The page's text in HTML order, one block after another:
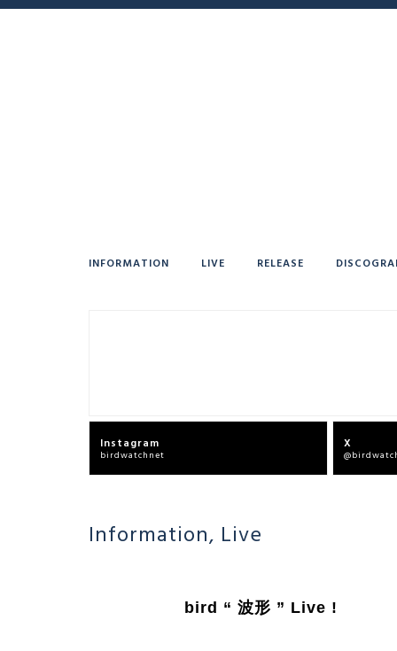
INFORMATION LIVE RELEASE
Instagram
birdwatchnet
X
Information, Live
bird “ 波形 ” Live !